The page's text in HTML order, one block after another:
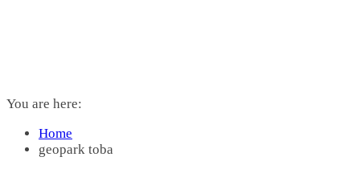
You are here:
Home
geopark toba